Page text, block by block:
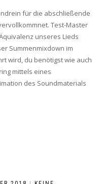
für die abschließende
Test-Master
unseres Lieds
Summenmixdown im
wird, du benötigst wie auch
mittels eines
des Soundmaterials